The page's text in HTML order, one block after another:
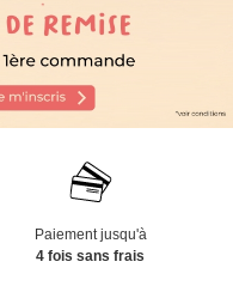
Paiement jusqu'à
4 fois sans frais